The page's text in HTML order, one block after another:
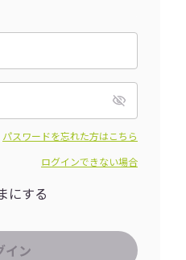
パスワードを忘れた方はこちら
ログインできない場合
にする